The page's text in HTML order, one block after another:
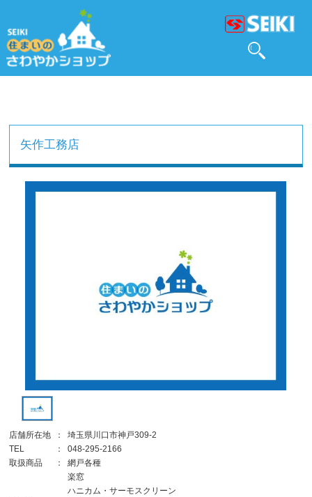
矢作工務店
店舗所在地 ：
埼玉県川口市神戸309-2
TEL
：
048-295-2166
取扱商品
：
網戸各種
楽窓
ハニカム・サーモスクリーン